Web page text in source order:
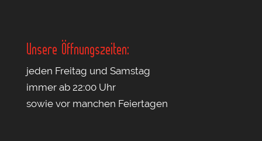
Unsere Öffnungszeiten:
jeden Freitag und Samstag
immer ab 22:00 Uhr
sowie vor manchen Feiertagen